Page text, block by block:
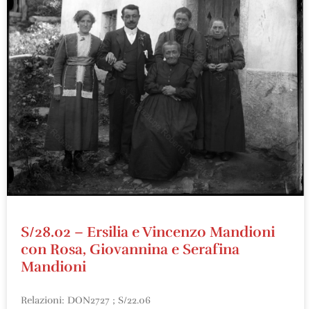
S/28.02 – Ersilia e Vincenzo Mandioni
con Rosa, Giovannina e Serafina
Mandioni
Relazioni: DON2727 ; S/22.06